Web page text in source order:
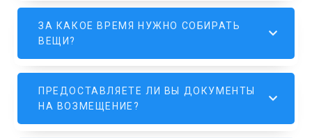
ЗА КАКОЕ ВРЕМЯ НУЖНО СОБИРАТЬ
ВЕЩИ?
ПРЕДОСТАВЛЯЕТЕ ЛИ ВЫ ДОКУМЕНТЫ
НА ВОЗМЕЩЕНИЕ?